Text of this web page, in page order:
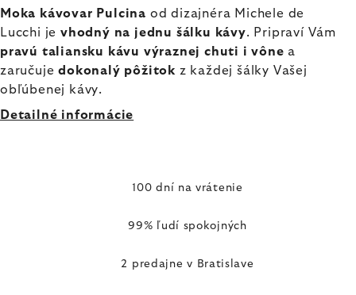
Moka kávovar Pulcina od dizajnéra Michele de
Lucchi je vhodný na jednu šálku kávy. Pripraví Vám
pravú taliansku kávu výraznej chuti i vône a
zaručujedokonalý pôžitok z každej šálky Vašej
obľúbenej kávy.
Detailné informácie
100 dní na vrátenie
99% ľudí spokojných
2 predajne v Bratislave